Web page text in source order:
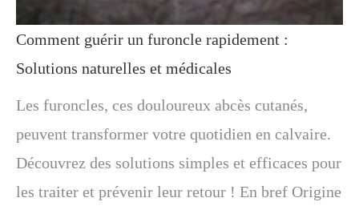
Comment guérir un furoncle rapidement :
Solutions naturelles et médicales
Les furoncles, ces douloureux abcès cutanés,
peuvent transformer votre quotidien en calvaire.
Découvrez des solutions simples et efficaces pour
les traiter et prévenir leur retour ! En bref Origine